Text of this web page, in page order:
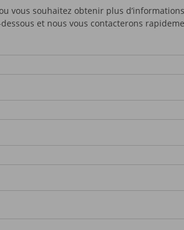
vous souhaitez obtenir plus
et nous vous contacterons